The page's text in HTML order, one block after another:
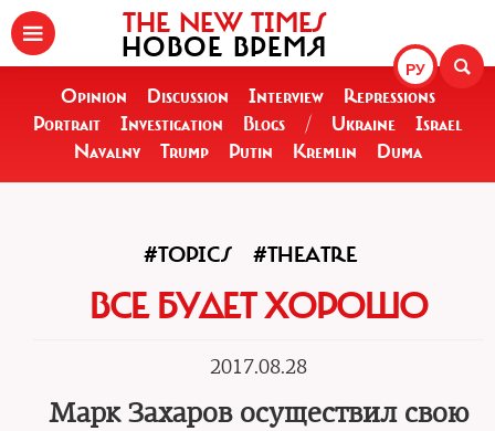
РУ
THE NEW TIMES
НОВОЕ ВРЕМЯ
Opinion Discussion Interview
Repressions
Portrait
Investigation Blogs / Ukraine
Israel
Navalny
Trump Putin Kremlin Duma
#TOPICS #THEATRE
ВСЕ БУДЕТ ХОРОШО
2017.08.28
Марк Захаров осуществил свою